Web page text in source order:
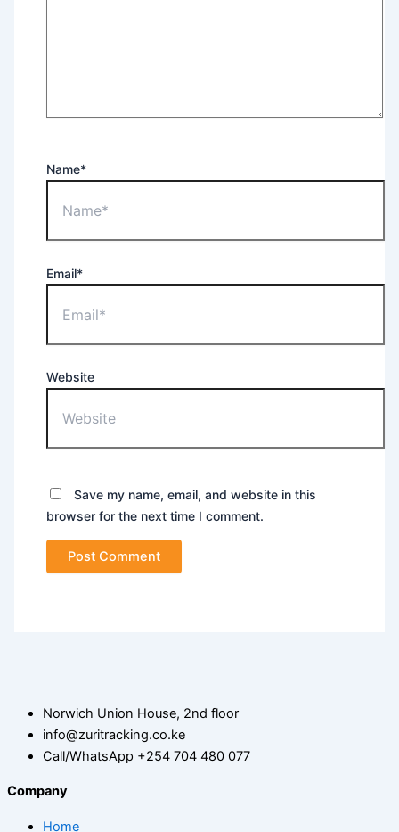
Name*
Email*
Website
Save my name, email, and website in this
browser for the next time I comment.
Norwich Union House, 2nd floor
info@zuritracking.co.ke
Call/WhatsApp +254 704 480 077
Company
Home